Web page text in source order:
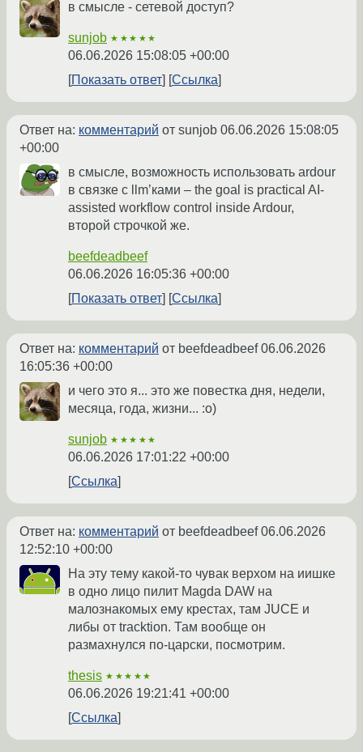
в смысле - сетевой доступ?
sunjob ★★★★★
06.06.2026 15:08:05 +00:00
Показать ответ
Ссылка
Ответ на: комментарий от sunjob 06.06.2026 15:08:05
+00:00
в смысле, возможность использовать ardour
в связке с llm’ками – the goal is practical AI-
assisted workflow control inside Ardour,
второй строчкой же.
beefdeadbeef
06.06.2026 16:05:36 +00:00
Показать ответ
Ссылка
Ответ на: комментарий от beefdeadbeef06.06.2026
16:05:36 +00:00
и чего это я... это же повестка дня, недели,
месяца, года, жизни... :о)
sunjob ★★★★★
06.06.2026 17:01:22 +00:00
Ссылка
Ответ на: комментарий от beefdeadbeef06.06.2026
12:52:10 +00:00
На эту тему какой-то чувак верхом на иишке
в одно лицо пилит Magda DAW на
малознакомых ему крестах, там JUCE и
либы от tracktion. Там вообще он
размахнулся по-царски, посмотрим.
thesis ★★★★★
06.06.2026 19:21:41 +00:00
Ссылка